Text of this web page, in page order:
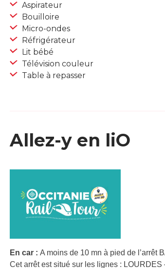
Aspirateur
Bouilloire
Micro-ondes
Réfrigérateur
Lit bébé
Télévision couleur
Table à repasser
Allez-y en liO
En car : A moins de 10 mn à pied de l’arrêt
Cet arrêt est situé sur les lignes : LOURDES